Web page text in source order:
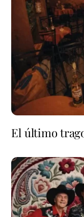
El último